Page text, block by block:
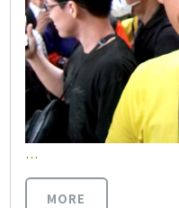
…
MORE